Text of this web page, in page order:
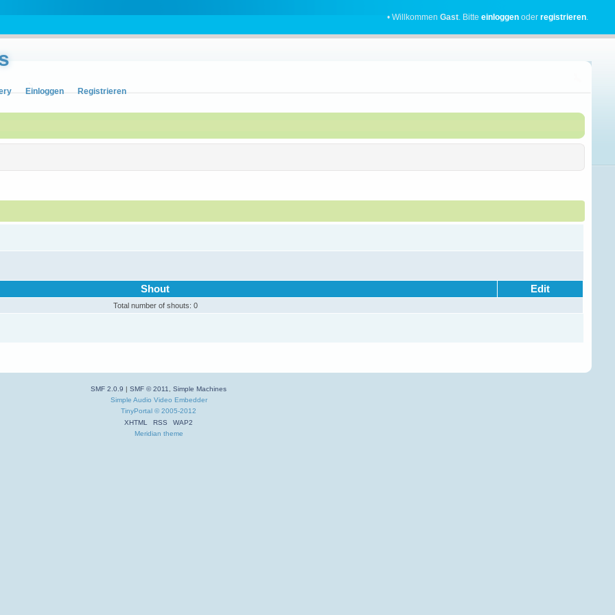
• WillkommenGast. Bitteeinloggen oderregistrieren.
Einloggen Registrieren
Shout Edit
Total number of shouts: 0
SMF 2.0.9 |SMF © 2011,Simple Machines
Simple Audio Video Embedder
TinyPortal © 2005-2012
XHTML
RSS
WAP2
Meridian theme